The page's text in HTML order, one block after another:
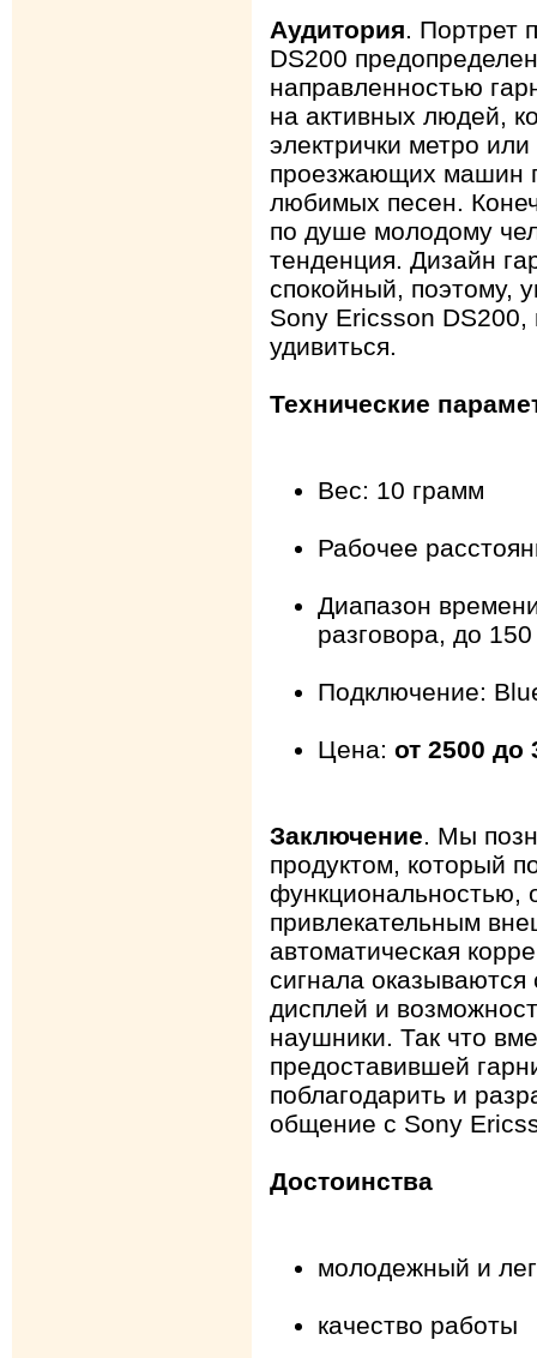
Аудитория. Портрет
DS200
направленностью
на активных людей,
электрички метро
проезжающих машин
любимых песен.
по душе молодому
тенденция. Дизайн
спокойный, поэтому,
Sony Ericsson
удивиться.
Технические
Вес: 10 грамм
Рабочее
Диапазон
разговора, до
Подключение:
Цена: от 2500 до
Заключение. Мы
продуктом, который
функциональностью,
привлекательным
автоматическая
сигнала
дисплей и
наушники. Так что
предоставившей
поблагодарить и
общение с Sony
Достоинства
молодежный и
качество работы